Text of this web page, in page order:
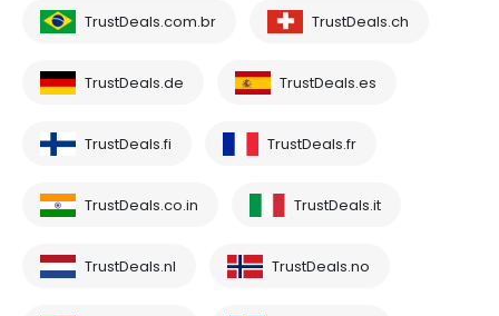
TrustDeals.com.br TrustDeals.ch
TrustDeals.de TrustDeals.es
TrustDeals.fi TrustDeals.fr
TrustDeals.co.in TrustDeals.it
TrustDeals.nl TrustDeals.no